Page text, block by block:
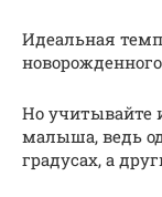
Идеальная
Но учитывайте
малыша, ведь
градусах, а